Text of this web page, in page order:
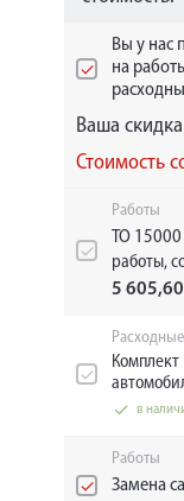
Вы у нас
на
Ваша
Стоимость
Работы
ТО 15000
работы,
5 605,60
в
Работы
Замена